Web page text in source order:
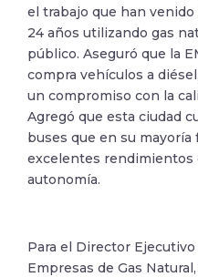
el trabajo que han
24 años utilizando gas
público. Aseguró que la
compra vehículos a
un compromiso con la
Agregó que esta ciudad
buses que en su mayoría
excelentes rendimientos
autonomía.
Para el Director
Empresas de Gas